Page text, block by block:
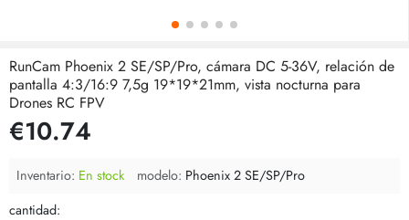
RunCam Phoenix 2 SE/SP/Pro, cámara DC 5-36V, relación de
pantalla 4:3/16:9 7,5g 19*19*21mm, vista nocturna para
Drones RC FPV
€10.74
Inventario: En stock modelo: Phoenix 2 SE/SP/Pro
cantidad: